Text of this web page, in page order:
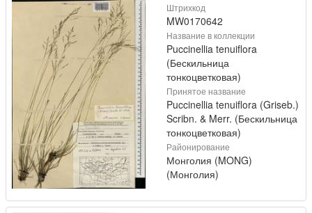
Штрихкод
MW0170642
Название в коллекции
Puccinellia tenuiflora
(Бескильница
тонкоцветковая)
Принятое название
Puccinellia tenuiflora (Griseb.)
Scribn. & Merr. (Бескильница
тонкоцветковая)
Районирование
Монголия (MONG)
(Монголия)